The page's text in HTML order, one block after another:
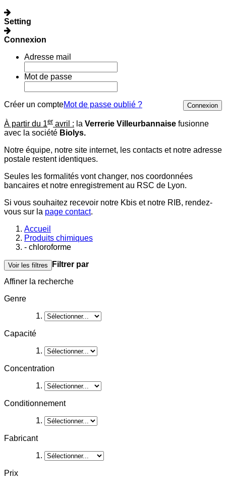
Setting
Connexion
Adresse mail
Mot de passe
Créer un compte Connexion
Mot de passe oublié ?
À partir du 1er avril : la Verrerie Villeurbannaise fusionne
avec la société Biolys.
Notre équipe, notre site internet, les contacts et notre adresse
postale restent identiques.
Seules les formalités vont changer, nos coordonnées
bancaires et notre enregistrement au RSC de Lyon.
Si vous souhaitez recevoir notre Kbis et notre RIB, rendez-
vous sur la page contact.
Accueil
Produits chimiques
- chloroforme
Voir les filtres
Filtrer par
Affiner la recherche
Genre
Capacité
Concentration
Conditionnement
Fabricant
Prix